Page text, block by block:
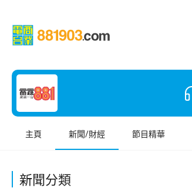
主頁 新聞/財經 節目精華
新聞分類